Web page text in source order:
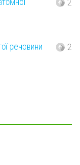
2
речовини 2